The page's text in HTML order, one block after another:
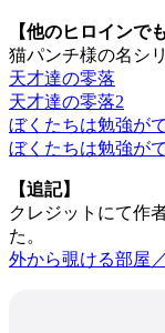
【他のヒロインで
猫パンチ様の名シ
天才達の零落
天才達の零落2
ぼくたちは勉強が
ぼくたちは勉強が
【追記】
クレジットにて作
た。
外から覗ける部屋